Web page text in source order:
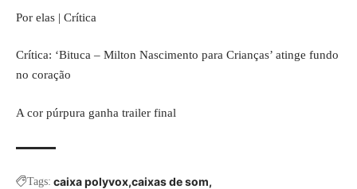
Por elas | Crítica
Crítica: ‘Bituca – Milton Nascimento para Crianças’ atinge fundo
no coração
A cor púrpura ganha trailer final
Tags: caixa polyvox caixas de som